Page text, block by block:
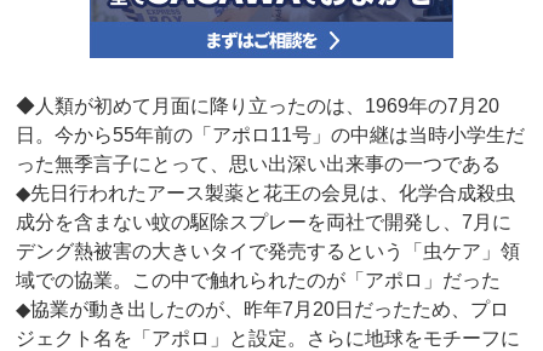
◆人類が初めて月面に降り立ったのは、1969年の7月20
日。今から55年前の「アポロ11号」の中継は当時小学生だ
った無季言子にとって、思い出深い出来事の一つである
◆先日行われたアース製薬と花王の会見は、化学合成殺虫
成分を含まない蚊の駆除スプレーを両社で開発し、7月に
デング熱被害の大きいタイで発売するという「虫ケア」領
域での協業。この中で触れられたのが「アポロ」だった
◆協業が動き出したのが、昨年7月20日だったため、プロ
ジェクト名を「アポロ」と設定。さらに地球をモチーフに